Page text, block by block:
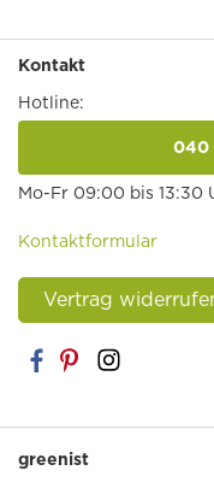
Kontakt
Hotline:
040
Mo-Fr 09:00 bis 13:30
Kontaktformular
Vertrag
greenist